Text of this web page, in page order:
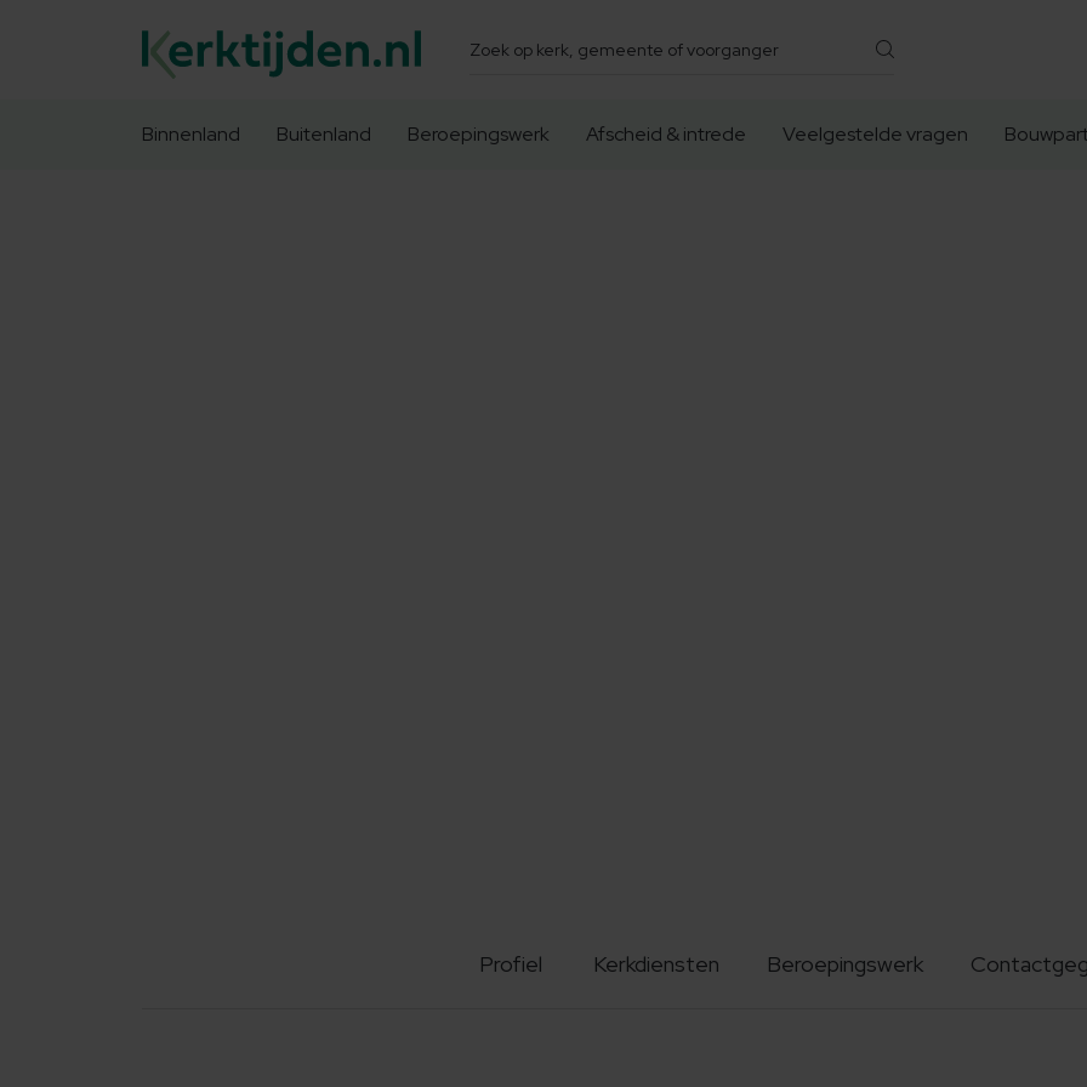
Zoeken
Binnenland Buitenland Beroepingswerk Afscheid & intrede Veelgestelde vragen
Profiel Kerkdiensten Beroepingswerk